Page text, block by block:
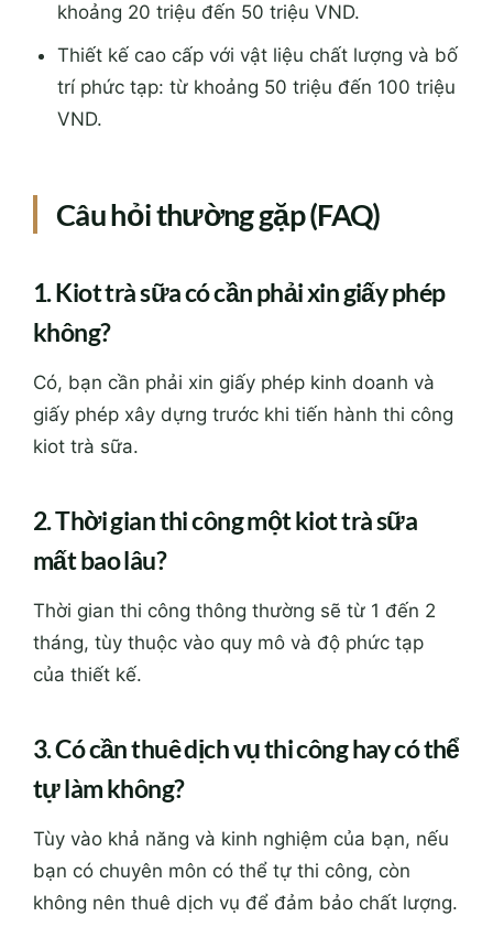
khoảng 20 triệu đến 50 triệu VND.
Thiết kế cao cấp với vật liệu chất lượng và bố
trí phức tạp: từ khoảng 50 triệu đến 100 triệu
VND.
Câu hỏi thường gặp (FAQ)
1. Kiot trà sữa có cần phải xin giấy phép
không?
Có, bạn cần phải xin giấy phép kinh doanh và
giấy phép xây dựng trước khi tiến hành thi công
kiot trà sữa.
2. Thời gian thi công một kiot trà sữa
mất bao lâu?
Thời gian thi công thông thường sẽ từ 1 đến 2
tháng, tùy thuộc vào quy mô và độ phức tạp
của thiết kế.
3. Có cần thuê dịch vụ thi công hay có thể
tự làm không?
Tùy vào khả năng và kinh nghiệm của bạn, nếu
bạn có chuyên môn có thể tự thi công, còn
không nên thuê dịch vụ để đảm bảo chất lượng.